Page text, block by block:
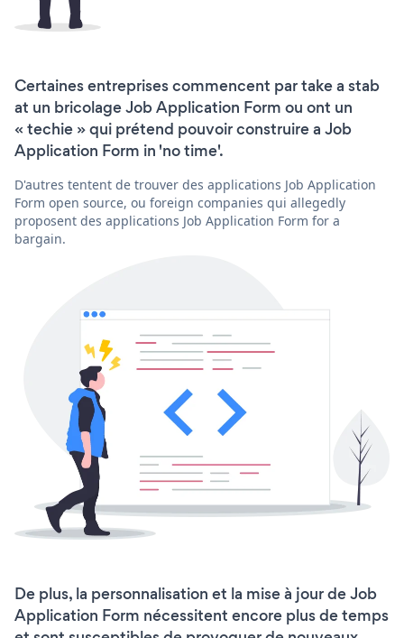
Certaines entreprises commencent par take a stab
at un bricolage Job Application Form ou ont un
« techie » qui prétend pouvoir construire a Job
Application Form in 'no time'.
D'autres tentent de trouver des applications Job Application
Form open source, ou foreign companies qui allegedly
proposent des applications Job Application Form for a
bargain.
De plus, la personnalisation et la mise à jour de Job
Application Form nécessitent encore plus de temps